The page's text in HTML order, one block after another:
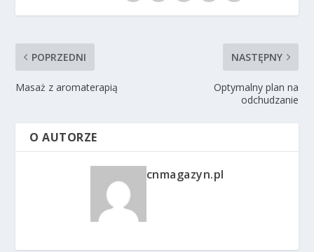
POPRZEDNI
Masaż z aromaterapią
NASTĘPNY
Optymalny plan na
odchudzanie
O AUTORZE
cnmagazyn.pl